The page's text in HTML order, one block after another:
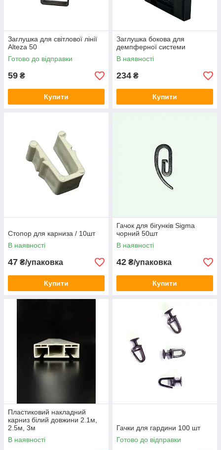
Заглушка для світлової лінії
Alteza 50
Готово до відправки
59 ₴
Купити
Заглушка бокова для
демпферної системи
В наявності
234 ₴
Купити
Стопор для карниза / 10шт
В наявності
47 ₴/упаковка
Купити
Гачок для бігунків Sigma
чорний 50шт
В наявності
42 ₴/упаковка
Купити
Пластиковий накладний
карниз білий довжини 2.1м,
2.5м, 3м
В наявності
Гачки для гардини 100 шт
Готово до відправки